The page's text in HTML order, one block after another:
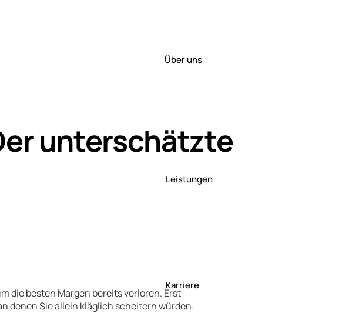
Über uns
Leistungen
Karriere
unterschätzte
die besten Margen bereits verloren. Erst
denen Sie allein kläglich scheitern würden.